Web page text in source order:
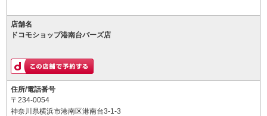
店舗名
ドコモショップ港南台バーズ店
住所/電話番号
〒234-0054
神奈川県横浜市港南区港南台3-1-3